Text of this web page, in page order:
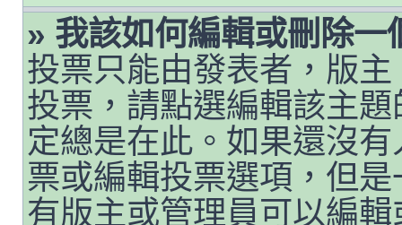
» 我該如何編輯或刪除一
投票只能由發表者，版
投票，請點選編輯該主
定總是在此。如果還沒
票或編輯投票選項，但
有版主或管理員可以編